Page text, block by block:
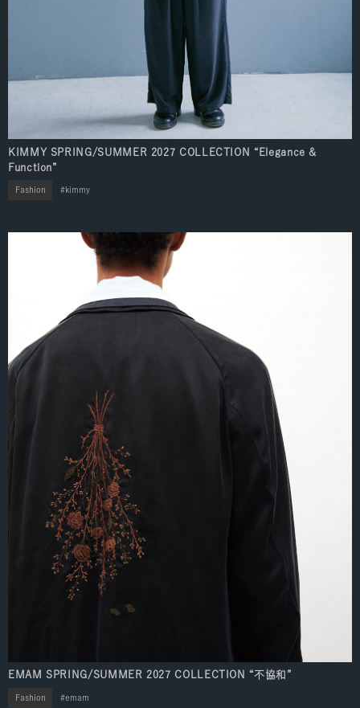
KIMMY SPRING/SUMMER 2027 COLLECTION “Elegance &
Function”
Fashion kimmy
EMAM SPRING/SUMMER 2027 COLLECTION “不協和”
Fashion emam